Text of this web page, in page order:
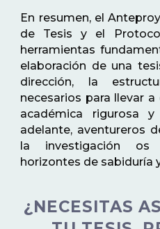
En resumen, el
de Tesis y el
herramientas
elaboración de una
dirección, la
necesarios para llevar
académica rigurosa
adelante, aventureros
la investigación os
horizontes de sabiduría
¿NECESITAS